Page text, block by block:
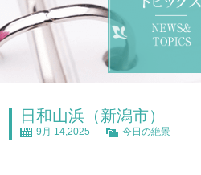
日和山浜（新潟市）
9月 14,2025 今日の絶景